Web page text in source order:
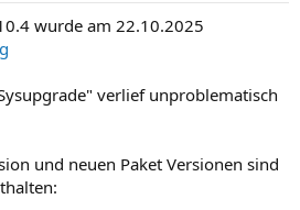
wurde am 22.10.2025
verlief unproblematisch
und neuen Paket Versionen sind